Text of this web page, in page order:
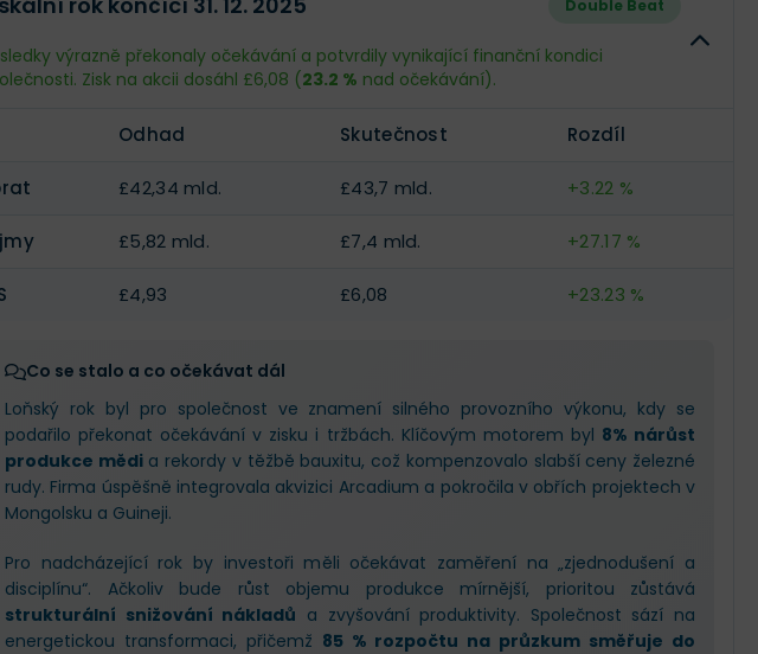
£7,21 mld. --
£6,2 -- --
Double Beat
výrazně překonaly očekávání a potvrdily vynikající finanční kondici
Zisk na akcii dosáhl £6,08 (23.2 % nad očekávání).
Odhad Skutečnost Rozdíl
£42,34 mld. £43,7 mld. +3.22 %
£5,82 mld. £7,4 mld. +27.17 %
£4,93 £6,08 +23.23 %
Co se stalo a co očekávat dál
Loňský rok byl pro společnost ve znamení silného provozního výkonu, kdy se
podařilo překonat očekávání v zisku i tržbách. Klíčovým motorem byl 8% nárůst
produkce mědia rekordy v těžbě bauxitu, což kompenzovalo slabší ceny železné
rudy. Firma úspěšně integrovala akvizici Arcadium a pokročila v obřích projektech v
Mongolsku a Guineji.
Pro nadcházející rok by investoři měli očekávat zaměření na „zjednodušení a
disciplínu“. Ačkoliv bude růst objemu produkce mírnější, prioritou zůstává
strukturální snižování nákladů a zvyšování produktivity. Společnost sází na
energetickou transformaci, přičemž 85 % rozpočtu na průzkum směřuje do